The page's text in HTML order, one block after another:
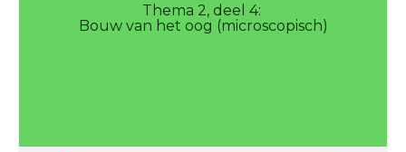
Thema 2, deel 4:
Bouw van het oog (microscopisch)